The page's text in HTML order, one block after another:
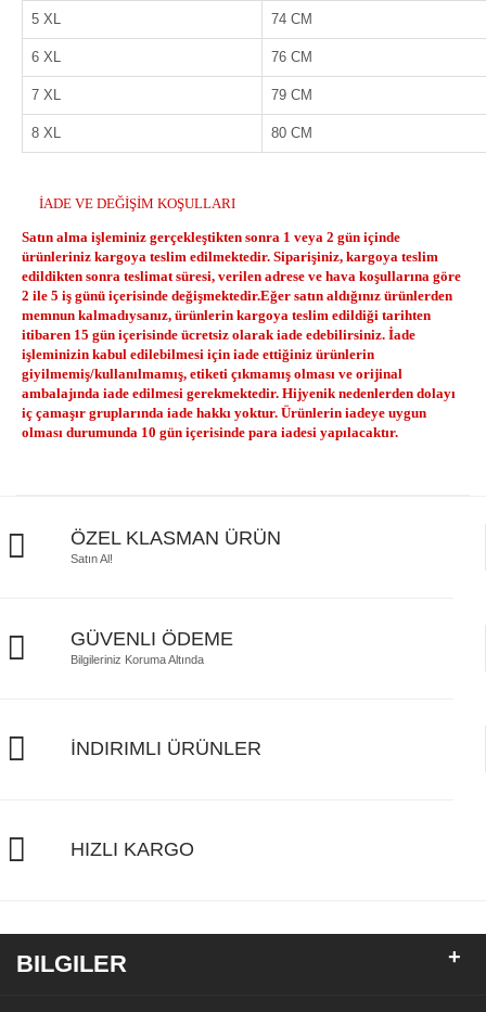
5 XL 74 CM
6 XL 76 CM
7 XL 79 CM
8 XL 80 CM
İADE VE DEĞİŞİM KOŞULLARI
Satın alma işleminiz gerçekleştikten sonra 1 veya 2 gün içinde
ürünleriniz kargoya teslim edilmektedir. Siparişiniz, kargoya teslim
edildikten sonra teslimat süresi, verilen adrese ve hava koşullarına göre
2 ile 5 iş günü içerisinde değişmektedir.Eğer satın aldığınız ürünlerden
memnun kalmadıysanız, ürünlerin kargoya teslim edildiği tarihten
itibaren 15 gün içerisinde ücretsiz olarak iade edebilirsiniz. İade
işleminizin kabul edilebilmesi için iade ettiğiniz ürünlerin
giyilmemiş/kullanılmamış, etiketi çıkmamış olması ve orijinal
ambalajında iade edilmesi gerekmektedir. Hijyenik nedenlerden dolayı
iç çamaşır gruplarında iade hakkı yoktur. Ürünlerin iadeye uygun
olması durumunda 10 gün içerisinde para iadesi yapılacaktır.
ÖZEL KLASMAN ÜRÜN
Satın Al!
GÜVENLI ÖDEME
Bilgileriniz Koruma Altında
İNDIRIMLI ÜRÜNLER
HIZLI KARGO
BILGILER +